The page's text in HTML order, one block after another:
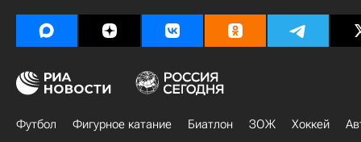
Футбол Фигурное катание Биатлон ЗОЖ Хоккей